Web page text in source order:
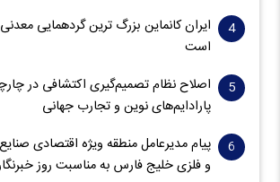
ایران کانماین بزرگ ترین گردهمایی
است
اصلاح نظام تصمیم‌گیری اکتشافی در
پارادایم‌های نوین و تجارب جهانی
پیام مدیرعامل منطقه ویژه اقتصادی
و فلزی خلیج فارس به مناسبت روز